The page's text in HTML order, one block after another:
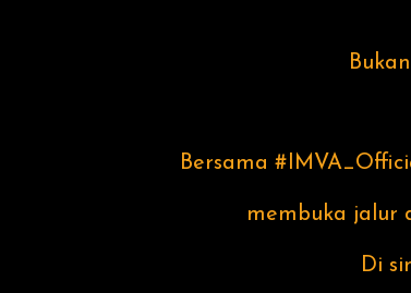
Bersama
membuka jalur
Di